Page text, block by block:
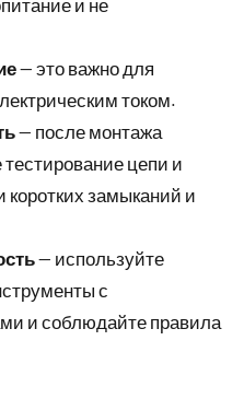
и не
— это важно для
током.
— после монтажа
цепи и
коротких замыканий и
— используйте
с
и соблюдайте правила